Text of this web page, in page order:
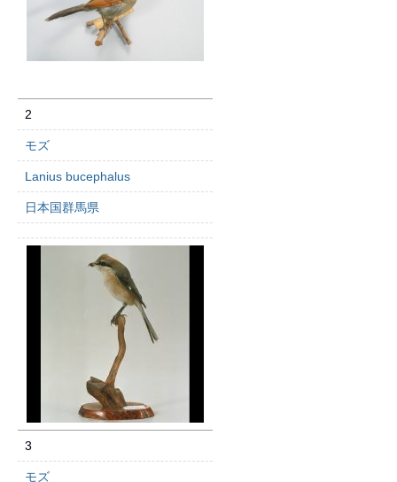
2
モズ
Lanius bucephalus
日本国群馬県
3
モズ